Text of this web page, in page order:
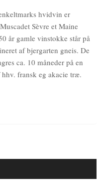
hvidvin er
Sèvre et Maine
år gamle vinstokke står på
af bjergarten gneis. De
ca. 10 måneder på en
fransk eg akacie træ.